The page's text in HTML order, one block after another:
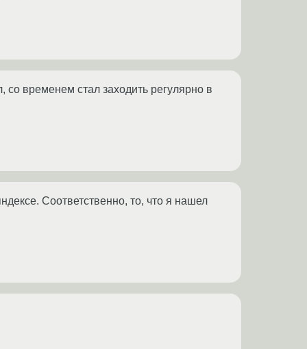
временем стал заходить регулярно в
Соответственно, то, что я нашел